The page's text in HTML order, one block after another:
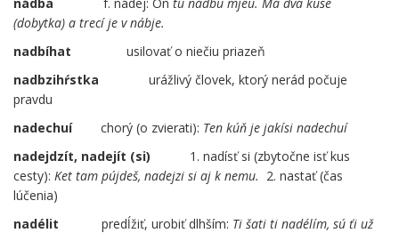
(dobytka) a trecí je v nábje.
nadbíhat
usilovať o niečiu priazeň
nadbzihŕstka urážlivý človek, ktorý nerád počuje
pravdu
nadechuíchorý (o zvierati): Ten kúň je jakísi nadechuí
nadejdzít, nadejít (si) 1. nadísť si (zbytočne isť kus
cesty): Ket tam pújdeš, nadejzi si aj k nemu. 2. nastať (čas
lúčenia)
nadélit predĺžiť, urobiť dlhším: Ti šati ti nadélím, sú ťi už